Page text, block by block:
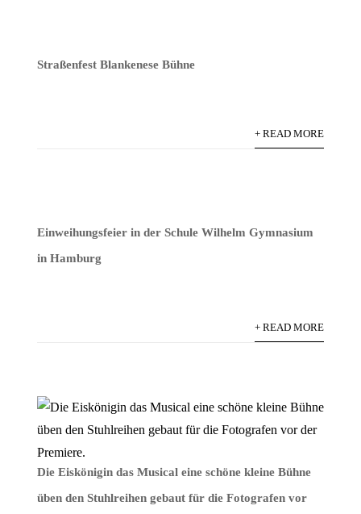
Straßenfest Blankenese Bühne
+ READ MORE
Einweihungsfeier in der Schule Wilhelm Gymnasium
in Hamburg
+ READ MORE
Die Eiskönigin das Musical eine schöne kleine Bühne
üben den Stuhlreihen gebaut für die Fotografen vor